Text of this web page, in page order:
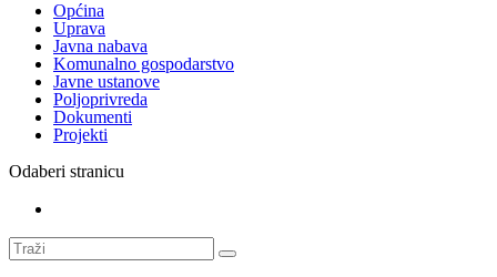
Općina
Uprava
Javna nabava
Komunalno gospodarstvo
Javne ustanove
Poljoprivreda
Dokumenti
Projekti
Odaberi stranicu